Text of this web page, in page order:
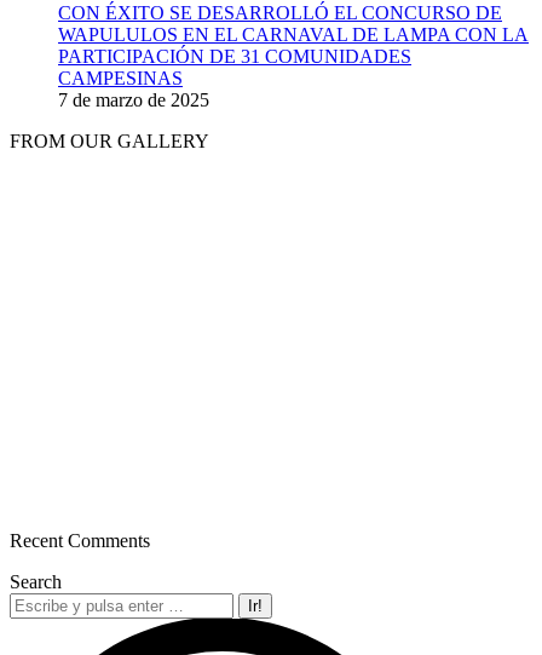
CON ÉXITO SE DESARROLLÓ EL CONCURSO DE
WAPULULOS EN EL CARNAVAL DE LAMPA CON LA
PARTICIPACIÓN DE 31 COMUNIDADES
CAMPESINAS
7 de marzo de 2025
FROM OUR GALLERY
Recent Comments
Search
Buscar: